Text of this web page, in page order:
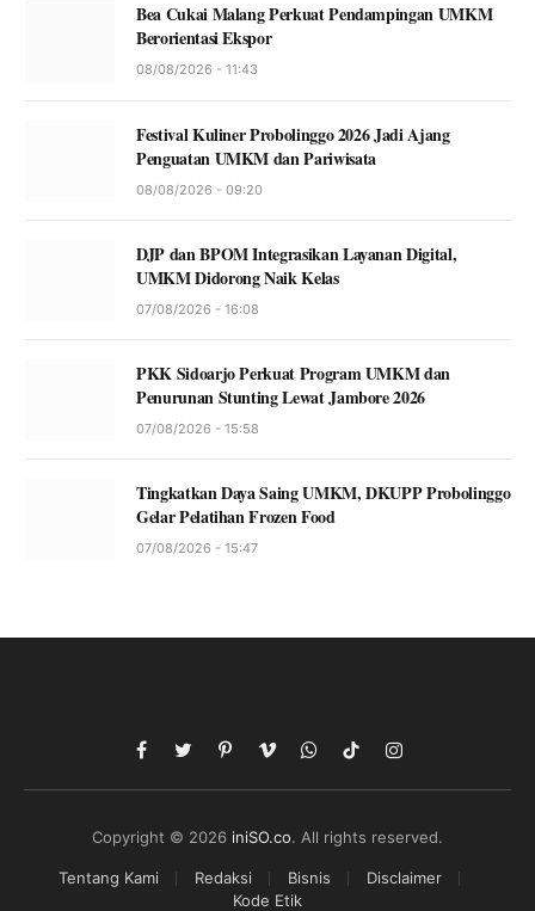
Bea Cukai Malang Perkuat Pendampingan UMKM
Berorientasi Ekspor
08/08/2026 - 11:43
Festival Kuliner Probolinggo 2026 Jadi Ajang
Penguatan UMKM dan Pariwisata
08/08/2026 - 09:20
DJP dan BPOM Integrasikan Layanan Digital,
UMKM Didorong Naik Kelas
07/08/2026 - 16:08
PKK Sidoarjo Perkuat Program UMKM dan
Penurunan Stunting Lewat Jambore 2026
07/08/2026 - 15:58
Tingkatkan Daya Saing UMKM, DKUPP Probolinggo
Gelar Pelatihan Frozen Food
07/08/2026 - 15:47
Facebook
TwitterPinterestVimeoWhatsApp
TikTokInstagram
Copyright © 2026 iniSO.co. All rights reserved.
Tentang Kami Redaksi Bisnis
Disclaimer
Kode Etik